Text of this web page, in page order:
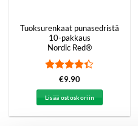
Tuoksurenkaat punasedristä
10-pakkaus
Nordic Red®
Arvostelu
tuotteesta:
4.33/ 5
€9.90
Lisää ostoskoriin